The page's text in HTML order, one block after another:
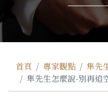
投資小學堂
課程專區
首頁 專家觀點
隼先
隼先生怎麼說-別再追